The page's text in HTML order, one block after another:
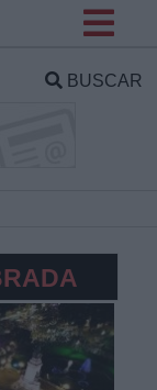
BUSCAR